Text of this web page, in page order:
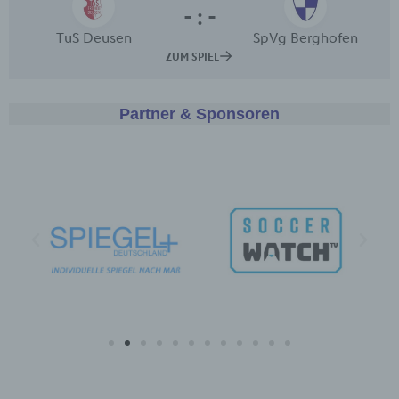
Partner & Sponsoren
identifizierbar wird eine natürliche Person
angesehen, die direkt oder indirekt,
insbesondere mittels Zuordnung zu einer
Kennung wie einem Namen, zu einer
besonderen Merkmalen, die Ausdruck der
Betroffene Person ist jede identifizierte oder
identifizierbare natürliche Person, deren
personenbezogene Daten von dem für die
c) Verarbeitung